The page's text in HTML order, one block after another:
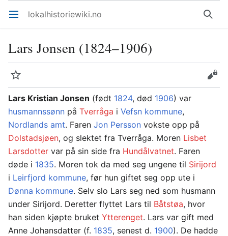
Åpne hovedmenyen lokalhistoriewiki.no Søk
Lars Jonsen (1824–1906)
Overvåk
Rediger
Lars Kristian Jonsen (født 1824, død 1906) var
husmannssønn på Tverråga i Vefsn kommune,
Nordlands amt. Faren Jon Persson vokste opp på
Dolstadsjøen, og slektet fra Tverråga. Moren Lisbet
Larsdotter var på sin side fra Hundålvatnet. Faren
døde i 1835. Moren tok da med seg ungene til Sirijord
i Leirfjord kommune, før hun giftet seg opp ute i
Dønna kommune. Selv slo Lars seg ned som husmann
under Sirijord. Deretter flyttet Lars til Båtstøa, hvor
han siden kjøpte bruket Ytterenget. Lars var gift med
Anne Johansdatter (f. 1835, senest d. 1900). De hadde